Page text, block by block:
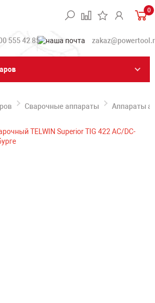
0
555 42 85
Сварочные аппараты Аппараты